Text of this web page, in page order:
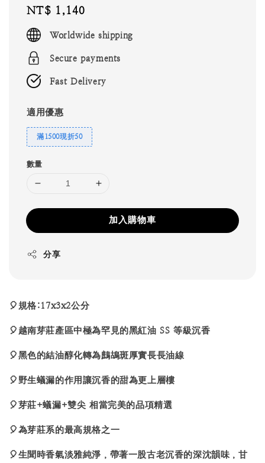
Regular
price
NT$ 1,140
Worldwide shipping
Secure payments
Fast Delivery
適用優惠
滿1500現折50
數量
加入購物車
分享
🎈規格:17x3x2公分
🎈越南芽莊產區中極為罕見的黑紅油 SS 等級沉香
🎈黑色的結油醇化轉為鷓鴣斑厚實長長油線
🎈野生蟻漏的作用讓沉香的甜為更上層樓
🎈芽莊+蟻漏+雙尖 相當完美的品項精選
🎈為芽莊系的最高規格之一
🎈生聞時香氣淡雅純淨，帶著一股古老沉香的深沈韻味，甘